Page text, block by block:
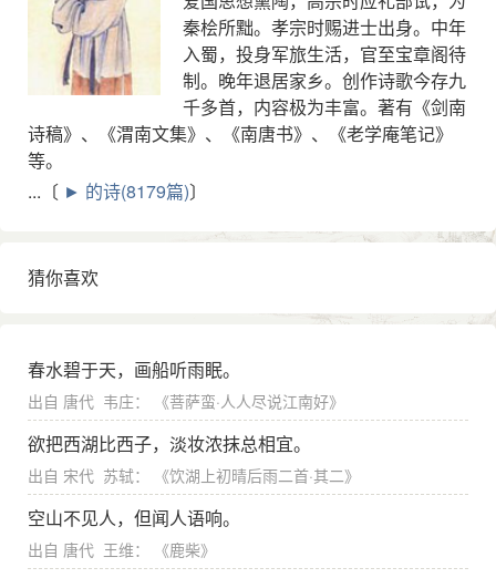
1987.12（2012.7重印） ：第977-978页 ．
村不自哀，尚思为国戍轮台”的陆游来说，却显得不尽合
乎情理。此奉诏入京，被任命为严州知州。对于一生奋
斗不息、始终矢志不渝地实现自己的报国理想的陆游来
说，授之以权，使之报国有门，竟会引起他“谁”的疑问。
颔联点出“诗眼”，也是陆游的名句，语言清新隽永。
诗人只身住在小楼上，彻夜听着春雨的淅沥；次日清
晨，深幽的小巷中传来了叫卖杏花的声音，告诉人们春
春光，则在卖花声里透出。写得形象而有深致。传说这
两句诗后来传入宫中，深为孝宗所称赏，可见一时传诵
之广。历来评此诗的人都以为这两句细致贴切，描绘了
一幅明艳生动的春光图，但没有注意到它在全诗中的作
实，“小楼一夜听春雨”，正是说绵绵春雨如愁人的思绪。
在读这一句诗时，对“一夜”两字不可轻轻放过，它正暗示
了诗人一夜未曾入睡，国事家愁，伴着这雨声而涌上了
眉间心头。李商隐的“秋阴不散霜飞晚，留得枯荷听雨
声”，是以枯荷听雨暗寓怀友之相思。陆游这里写得更为
含蓄深蕴，他虽然用了比较明快的字眼，但用意还是要
表达自己的郁闷与惆怅，而且正是用明媚的春光作为背
景，才与自己落寞情怀构成了鲜明的对照。
秦桧所黜。孝宗时赐进士出身。中年
入蜀，投身军旅生活，官至宝章阁待
制。晚年退居家乡。创作诗歌今存九
千多首，内容极为丰富。著有《剑南
诗稿》、《渭南文集》、《南唐书》、《老学庵笔记》
等。
...〔 ► 的诗(8179篇)〕
猜你喜欢
春水碧于天，画船听雨眠。
出自 唐代 韦庄： 《菩萨蛮·人人尽说江南好》
欲把西湖比西子，淡妆浓抹总相宜。
出自 宋代 苏轼： 《饮湖上初晴后雨二首·其二》
空山不见人，但闻人语响。
出自 唐代 王维： 《鹿柴》